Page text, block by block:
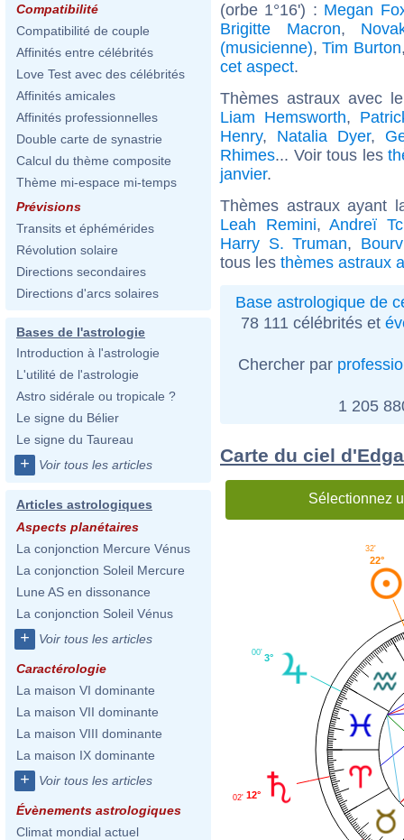
Compatibilité
Compatibilité de couple
Affinités entre célébrités
Love Test avec des célébrités
Affinités amicales
Affinités professionnelles
Double carte de synastrie
Calcul du thème composite
Thème mi-espace mi-temps
Prévisions
Transits et éphémérides
Révolution solaire
Directions secondaires
Directions d'arcs solaires
Bases de l'astrologie
Introduction à l'astrologie
L'utilité de l'astrologie
Astro sidérale ou tropicale ?
Le signe du Bélier
Le signe du Taureau
+ Voir tous les articles
Articles astrologiques
Aspects planétaires
La conjonction Mercure Vénus
La conjonction Soleil Mercure
Lune AS en dissonance
La conjonction Soleil Vénus
+ Voir tous les articles
Caractérologie
La maison VI dominante
La maison VII dominante
La maison VIII dominante
La maison IX dominante
+ Voir tous les articles
Évènements astrologiques
Climat mondial actuel
(orbe 1°16') : Megan
Brigitte Macron,
(musicienne),Tim Burton
cet aspect.
Thèmes astraux avec
Liam Hemsworth,
Henry, Natalia Dyer,
Rhimes... Voir tous les
janvier.
Thèmes astraux ayant
Leah Remini,Andreï
Harry S. Truman,
tous les thèmes astraux
Base astrologique de
78 111 célébrités et
Chercher par
1 205
Carte du ciel
Sélectionnez
22°
32'
3°
00'
12°
02'